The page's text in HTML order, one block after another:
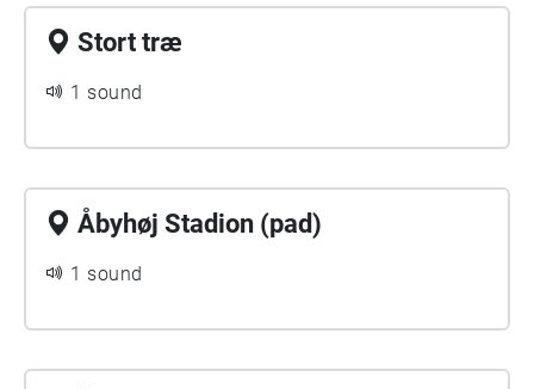
Stort træ
1 sound
Åbyhøj Stadion (pad)
1 sound